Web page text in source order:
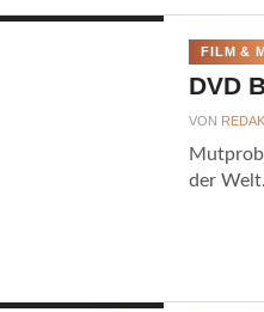
FILM &
DVD
VON
der